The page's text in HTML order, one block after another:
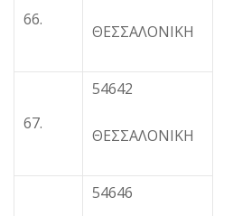
66.
ΘΕΣΣΑΛΟΝΙΚΗ
67.
54642
ΘΕΣΣΑΛΟΝΙΚΗ
54646